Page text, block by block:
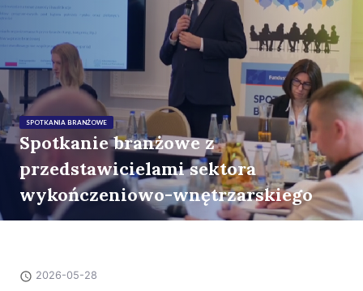
SPOTKANIA BRANŻOWE
Spotkanie branżowe z
przedstawicielami sektora
wykończeniowo-wnętrzarskiego
2026-05-28